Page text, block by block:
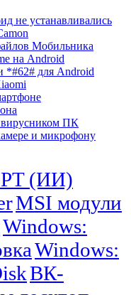
не устанавливались
Мобильника
на Android
*#62# для Android
ПК
и микрофону
(ИИ)
MSI модули
Windows:
Windows:
ВК-